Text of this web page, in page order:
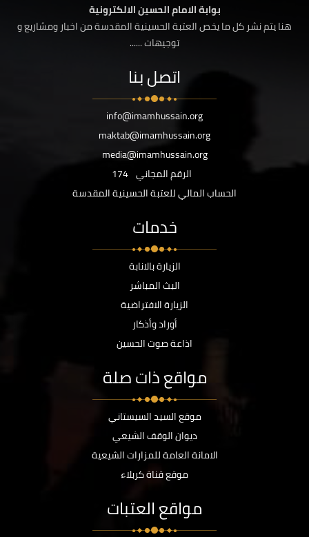
بوابة الامام الحسين الالكترونية
هنا يتم نشر كل ما يخص العتبة الحسينية المقدسة من اخبار ومشاريع و
توجيهات ......
اتصل بنا
info@imamhussain.org
maktab@imamhussain.org
media@imamhussain.org
الرقم المجاني 174
الحساب المالي للعتبة الحسينية المقدسة
خدمات
الزيارة بالانابة
البث المباشر
الزيارة الافتراضية
أوراد وأذكار
اذاعة صوت الحسين
مواقع ذات صلة
موقع السيد السيستاني
ديوان الوقف الشيعي
الامانة العامة للمزارات الشيعية
موقع قناة كربلاء
مواقع العتبات